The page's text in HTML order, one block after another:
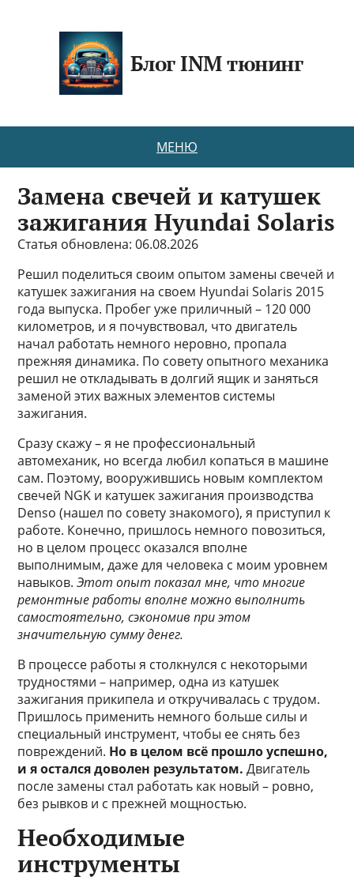
Блог INM тюнинг
МЕНЮ
Замена свечей и катушек
зажигания Hyundai Solaris
Статья обновлена: 06.08.2026
Решил поделиться своим опытом замены свечей и
катушек зажигания на своем Hyundai Solaris 2015
года выпуска. Пробег уже приличный – 120 000
километров, и я почувствовал, что двигатель
начал работать немного неровно, пропала
прежняя динамика. По совету опытного механика
решил не откладывать в долгий ящик и заняться
заменой этих важных элементов системы
зажигания.
Сразу скажу – я не профессиональный
автомеханик, но всегда любил копаться в машине
сам. Поэтому, вооружившись новым комплектом
свечей NGK и катушек зажигания производства
Denso (нашел по совету знакомого), я приступил к
работе. Конечно, пришлось немного повозиться,
но в целом процесс оказался вполне
выполнимым, даже для человека с моим уровнем
навыков.Этот опыт показал мне, что многие
ремонтные работы вполне можно выполнить
самостоятельно, сэкономив при этом
значительную сумму денег.
В процессе работы я столкнулся с некоторыми
трудностями – например, одна из катушек
зажигания прикипела и откручивалась с трудом.
Пришлось применить немного больше силы и
специальный инструмент, чтобы ее снять без
повреждений. Но в целом всё прошло успешно,
и я остался доволен результатом. Двигатель
после замены стал работать как новый – ровно,
без рывков и с прежней мощностью.
Необходимые
инструменты